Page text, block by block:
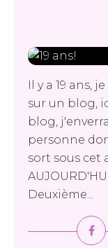
Il y a 19 ans,
sur un blog,
blog,
personne
sort sous cet
Deuxième...